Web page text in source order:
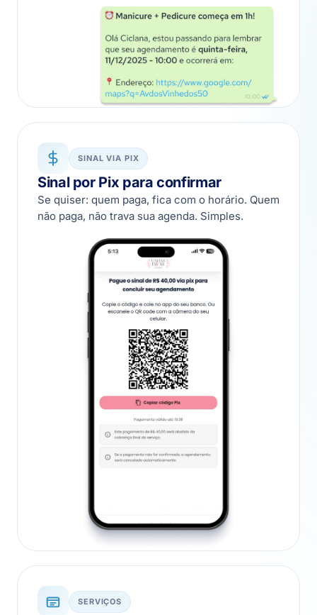
SINAL VIA PIX
Sinal por Pix para confirmar
Se quiser: quem paga, fica com o horário. Quem
não paga, não trava sua agenda. Simples.
SERVIÇOS